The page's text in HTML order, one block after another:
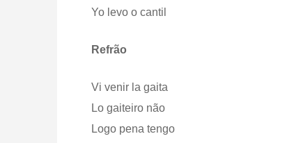
Yo levo o cantil
Refrão
Vi venir la gaita
Lo gaiteiro não
Logo pena tengo